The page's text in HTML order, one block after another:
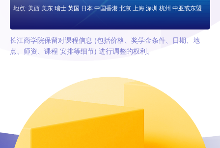
地点: 美西 美东 瑞士 英国 日本 中国香港 北京 上海 深圳 杭州 中亚或东盟
长江商学院保留对课程信息 (包括价格、奖学金条件、日期、地
点、师资、课程 安排等细节) 进行调整的权利。